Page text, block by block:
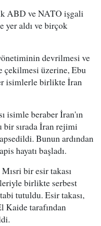
ABD ve NATO işgali
yer aldı ve birçok
devrilmesi ve
çekilmesi üzerine, Ebu
isimlerle birlikte İran
isimle beraber İran'ın
bir sırada İran rejimi
Bunun ardından
hayatı başladı.
bir esir takası
birlikte serbest
tutuldu. Esir takası,
Kaide tarafından